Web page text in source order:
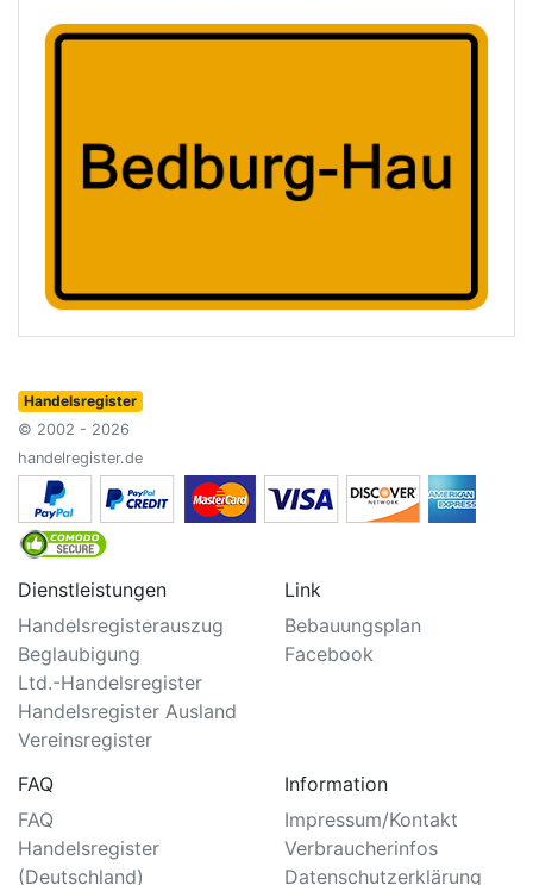
Handelsregister
© 2002 - 2026
handelregister.de
Dienstleistungen
Handelsregisterauszug
Beglaubigung
Ltd.-Handelsregister
Handelsregister Ausland
Vereinsregister
Link
Bebauungsplan
Facebook
FAQ
FAQ
Handelsregister
(Deutschland)
Information
Impressum/Kontakt
Verbraucherinfos
Datenschutzerklärung